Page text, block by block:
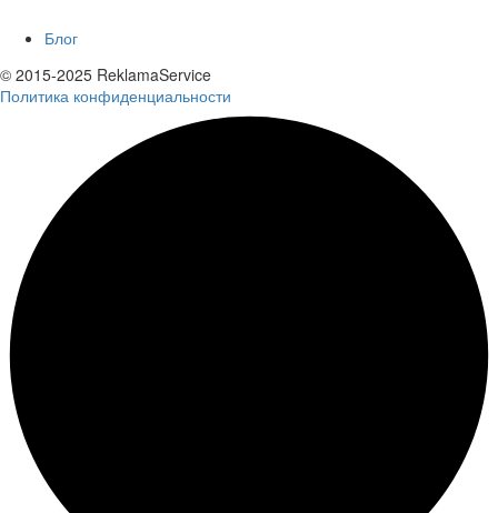
Блог
© 2015-2025 ReklamaService
Политика конфиденциальности